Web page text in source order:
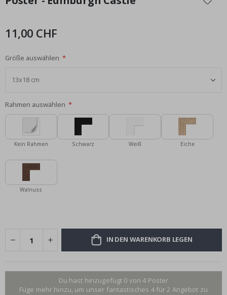
der
11,00 CHF
Größe auswählen
Rahmen auswählen
Kein Rahmen Schwarz Weiß Eiche
Walnuss
IN DEN WARENKORB LEGEN
Du hast hinzugefügt 0 von 4 Poster
Füge mehr hinzu, um unser fantastisches 4 für 2 Angebot zu